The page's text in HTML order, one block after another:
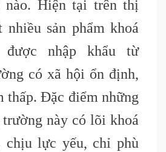
Hiện tại trên thị
sản phẩm khoá
được nhập khẩu từ
có xã hội ổn định,
thấp. Đặc điểm những
này có lõi khoá
chịu lực yếu, chỉ phù